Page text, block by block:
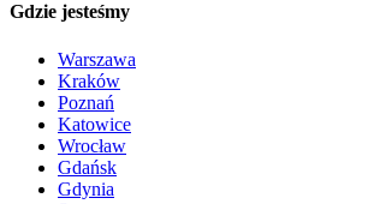
Gdzie jesteśmy
Warszawa
Kraków
Poznań
Katowice
Wrocław
Gdańsk
Gdynia